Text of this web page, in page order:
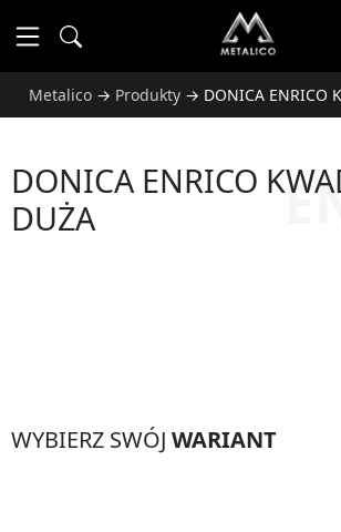
Metalico → Produkty → DONICA ENRICO
DONICA ENRICO
DUŻA
WYBIERZ SWÓJ WARIANT